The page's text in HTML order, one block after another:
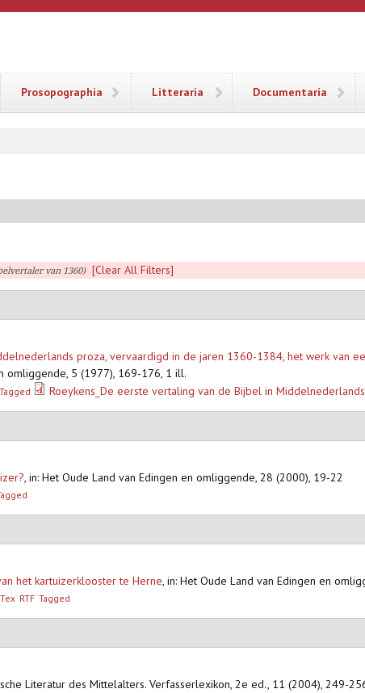
Prosopographia Litteraria Documentaria
van 1360) [Clear All Filters]
proza, vervaardigd in de jaren 1360-1384, het werk van
omliggende, 5 (1977), 169-176, 1 ill.
Tagged Roeykens_De eerste vertaling van de Bijbel in
, in: Het Oude Land van Edingen en omliggende, 28 (2000), 19-22
het kartuizerklooster te Herne, in: Het Oude Land van Edingen en
RTF Tagged
Literatur des Mittelalters. Verfasserlexikon, 2e ed., 11 (2004), 249-